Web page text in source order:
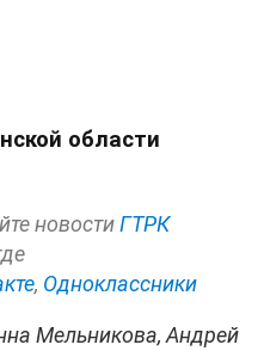
области
новостиГТРК
, Одноклассники
Мельникова, Андрей